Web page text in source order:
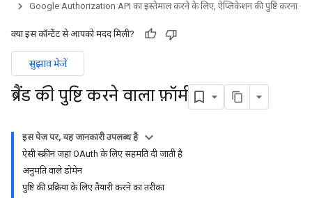
Google Authorization API का इस्तेमाल करने के लिए, ऐप्लिकेशन की पुष्टि करना
क्या इस कॉन्टेंट से आपको मदद मिली?
सुझाव भेजें
ब्रैंड की पुष्टि करने वाला फ़ॉर्म
इस पेज पर, यह जानकारी उपलब्ध है
ऐसी स्क्रीन जहां OAuth के लिए सहमति दी जाती है
अनुमति वाले डोमेन
पुष्टि की प्रक्रिया के लिए तैयारी करने का तरीका